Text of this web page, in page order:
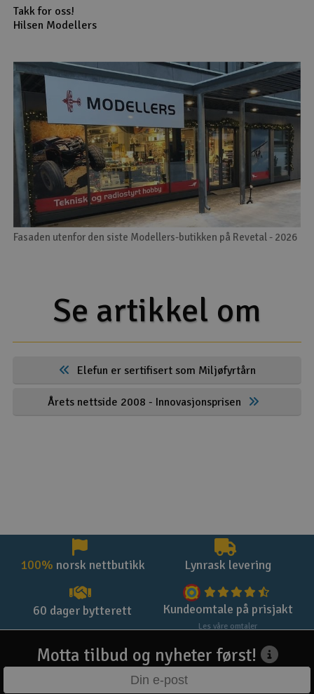
Takk for oss!
Hilsen Modellers
Fasaden utenfor den siste Modellers-butikken på Revetal - 2026
Se artikkel om
Elefun er sertifisert som Miljøfyrtårn
Årets nettside 2008 - Innovasjonsprisen
100% norsk nettbutikk Lynrask levering
60 dager bytterett Kundeomtale på prisjakt
Les våre omtaler
Motta tilbud og nyheter først!